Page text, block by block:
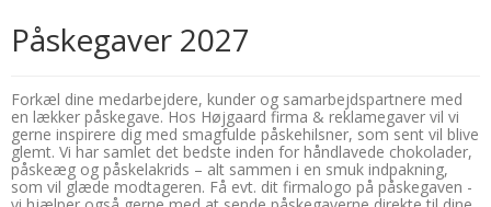
Påskegaver 2027
Forkæl dine medarbejdere, kunder og samarbejdspartnere med
en lækker påskegave. Hos Højgaard firma & reklamegaver vil vi
gerne inspirere dig med smagfulde påskehilsner, som sent vil blive
glemt. Vi har samlet det bedste inden for håndlavede chokolader,
påskeæg og påskelakrids – alt sammen i en smuk indpakning,
som vil glæde modtageren. Få evt. dit firmalogo på påskegaven -